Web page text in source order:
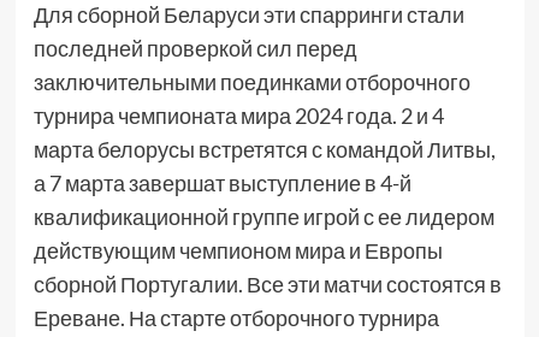
Для сборной Беларуси эти спарринги стали
последней проверкой сил перед
заключительными поединками отборочного
турнира чемпионата мира 2024 года. 2 и 4
марта белорусы встретятся с командой Литвы,
а 7 марта завершат выступление в 4-й
квалификационной группе игрой с ее лидером
действующим чемпионом мира и Европы
сборной Португалии. Все эти матчи состоятся в
Ереване. На старте отборочного турнира